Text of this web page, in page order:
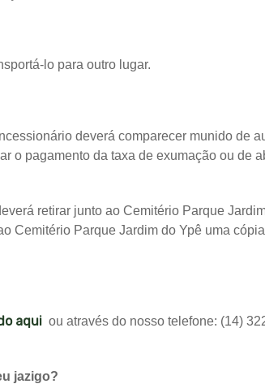
lo para outro lugar.
deverá comparecer munido de
o pagamento da taxa de exumação ou de
retirar junto ao Cemitério Parque
Cemitério Parque Jardim do Ypê uma
aqui ou através do nosso telefone: (14)
jazigo?